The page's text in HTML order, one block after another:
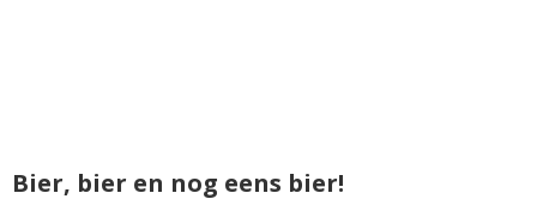
Bier, bier en nog eens bier!